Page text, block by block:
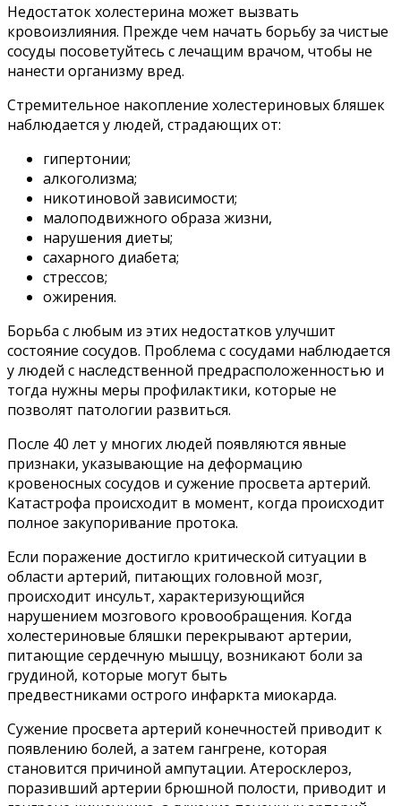
Недостаток холестерина может вызвать
кровоизлияния. Прежде чем начать борьбу за чистые
сосуды посоветуйтесь с лечащим врачом, чтобы не
нанести организму вред.
Стремительное накопление холестериновых бляшек
наблюдается у людей, страдающих от:
гипертонии;
алкоголизма;
никотиновой зависимости;
малоподвижного образа жизни,
нарушения диеты;
сахарного диабета;
стрессов;
ожирения.
Борьба с любым из этих недостатков улучшит
состояние сосудов. Проблема с сосудами наблюдается
у людей с наследственной предрасположенностью и
тогда нужны меры профилактики, которые не
позволят патологии развиться.
После 40 лет у многих людей появляются явные
признаки, указывающие на деформацию
кровеносных сосудов и сужение просвета артерий.
Катастрофа происходит в момент, когда происходит
полное закупоривание протока.
Если поражение достигло критической ситуации в
области артерий, питающих головной мозг,
происходит инсульт, характеризующийся
нарушением мозгового кровообращения. Когда
холестериновые бляшки перекрывают артерии,
питающие сердечную мышцу, возникают боли за
грудиной, которые могут быть
предвестниками острого инфаркта миокарда.
Сужение просвета артерий конечностей приводит к
появлению болей, а затем гангрене, которая
становится причиной ампутации. Атеросклероз,
поразивший артерии брюшной полости, приводит и